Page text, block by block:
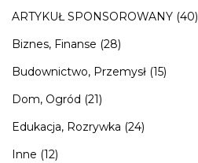
ARTYKUŁ SPONSOROWANY (40)
Biznes, Finanse (28)
Budownictwo, Przemysł (15)
Dom, Ogród (21)
Edukacja, Rozrywka (24)
Inne (12)